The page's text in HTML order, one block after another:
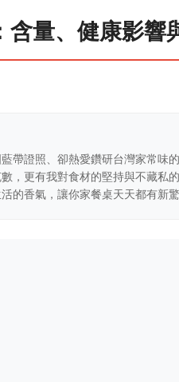
含量、健康影響
帶證照、卻熱愛鑽研台灣家常味
，更有我對食材的堅持與不藏私
的香氣，讓你家餐桌天天都有新驚